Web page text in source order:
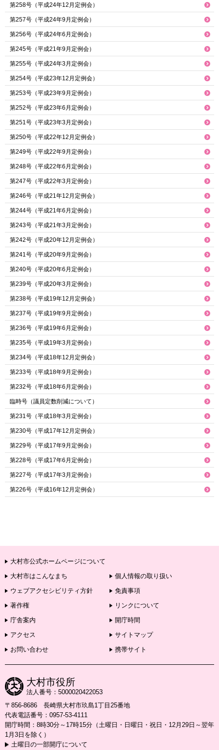
第258号（平成24年12月定例会）
第257号（平成24年9月定例会）
第256号（平成24年6月定例会）
第245号（平成21年9月定例会）
第255号（平成24年3月定例会）
第254号（平成23年12月定例会）
第253号（平成23年9月定例会）
第252号（平成23年6月定例会）
第251号（平成23年3月定例会）
第250号（平成22年12月定例会）
第249号（平成22年9月定例会）
第248号（平成22年6月定例会）
第247号（平成22年3月定例会）
第246号（平成21年12月定例会）
第244号（平成21年6月定例会）
第243号（平成21年3月定例会）
第242号（平成20年12月定例会）
第241号（平成20年9月定例会）
第240号（平成20年6月定例会）
第239号（平成20年3月定例会）
第238号（平成19年12月定例会）
第237号（平成19年9月定例会）
第236号（平成19年6月定例会）
第235号（平成19年3月定例会）
第234号（平成18年12月定例会）
第233号（平成18年9月定例会）
第232号（平成18年6月定例会）
臨時号（議員定数削減について）
第231号（平成18年3月定例会）
第230号（平成17年12月定例会）
第229号（平成17年9月定例会）
第228号（平成17年6月定例会）
第227号（平成17年3月定例会）
第226号（平成16年12月定例会）
大村市公式ホームページについて
大村市はこんなまち
個人情報の取り扱い
ウェブアクセシビリティ方針
免責事項
著作権
リンクについて
庁舎案内
開庁時間
アクセス
サイトマップ
お問い合わせ
携帯サイト
大村市役所
法人番号：5000020422053
〒856-8686 長崎県大村市玖島1丁目25番地
代表電話番号：0957-53-4111
開庁時間：8時30分～17時15分（土曜日・日曜日・祝日・12月29日～翌年
1月3日を除く）
土曜日の一部開庁について